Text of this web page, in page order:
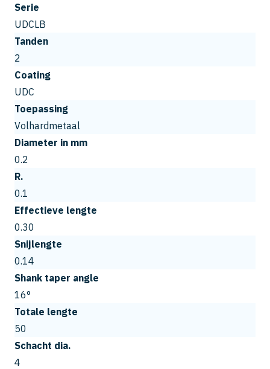
Serie
UDCLB
Tanden
2
Coating
UDC
Toepassing
Volhardmetaal
Diameter in mm
0.2
R.
0.1
Effectieve lengte
0.30
Snijlengte
0.14
Shank taper angle
16°
Totale lengte
50
Schacht dia.
4